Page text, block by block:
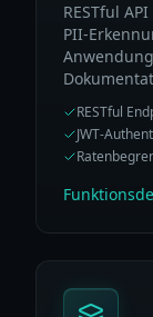
RESTful
PII-
RESTful
JWT-